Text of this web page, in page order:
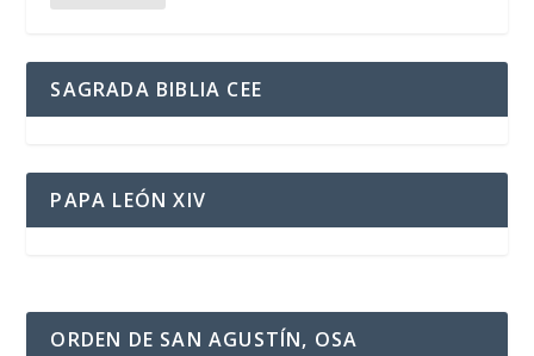
SAGRADA BIBLIA CEE
PAPA LEÓN XIV
ORDEN DE SAN AGUSTÍN, OSA